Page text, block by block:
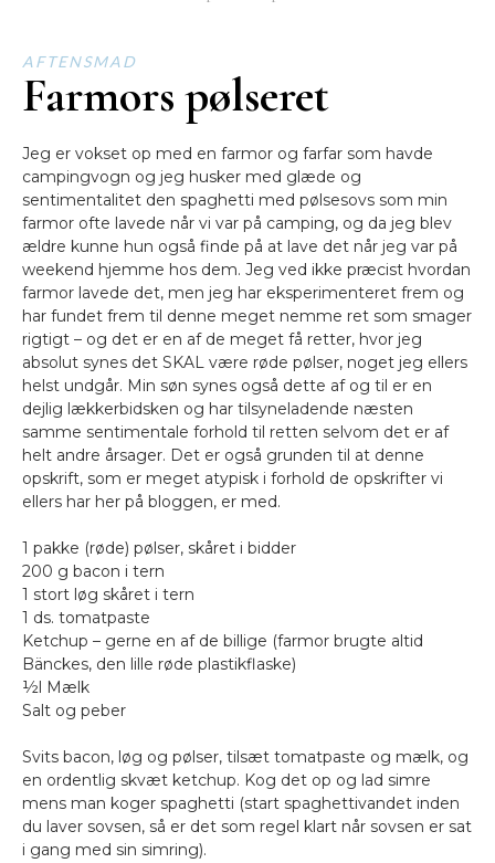
AFTENSMAD
Farmors pølseret
Jeg er vokset op med en farmor og farfar som havde
campingvogn og jeg husker med glæde og
sentimentalitet den spaghetti med pølsesovs som min
farmor ofte lavede når vi var på camping, og da jeg blev
ældre kunne hun også finde på at lave det når jeg var på
weekend hjemme hos dem. Jeg ved ikke præcist hvordan
farmor lavede det, men jeg har eksperimenteret frem og
har fundet frem til denne meget nemme ret som smager
rigtigt – og det er en af de meget få retter, hvor jeg
absolut synes det SKAL være røde pølser, noget jeg ellers
helst undgår. Min søn synes også dette af og til er en
dejlig lækkerbidsken og har tilsyneladende næsten
samme sentimentale forhold til retten selvom det er af
helt andre årsager. Det er også grunden til at denne
opskrift, som er meget atypisk i forhold de opskrifter vi
ellers har her på bloggen, er med.
1 pakke (røde) pølser, skåret i bidder
200 g bacon i tern
1 stort løg skåret i tern
1 ds. tomatpaste
Ketchup – gerne en af de billige (farmor brugte altid
Bänckes, den lille røde plastikflaske)
½l Mælk
Salt og peber
Svits bacon, løg og pølser, tilsæt tomatpaste og mælk, og
en ordentlig skvæt ketchup. Kog det op og lad simre
mens man koger spaghetti (start spaghettivandet inden
du laver sovsen, så er det som regel klart når sovsen er sat
i gang med sin simring).